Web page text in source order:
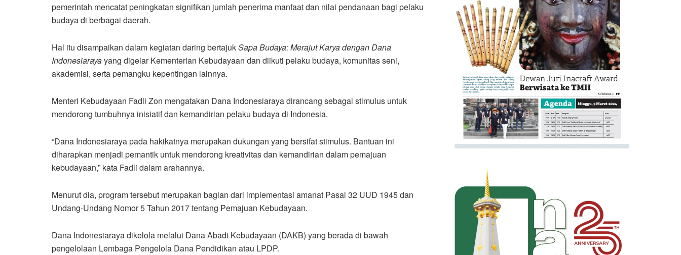
pemerintah mencatat peningkatan signifikan jumlah penerima manfaat dan nilai pendanaan bagi pelaku
budaya di berbagai daerah.
Hal itu disampaikan dalam kegiatan daring bertajukSapa Budaya: Merajut Karya dengan Dana
Indonesiarayayang digelar Kementerian Kebudayaan dan diikuti pelaku budaya, komunitas seni,
akademisi, serta pemangku kepentingan lainnya.
Menteri Kebudayaan Fadli Zon mengatakan Dana Indonesiaraya dirancang sebagai stimulus untuk
mendorong tumbuhnya inisiatif dan kemandirian pelaku budaya di Indonesia.
“Dana Indonesiaraya pada hakikatnya merupakan dukungan yang bersifat stimulus. Bantuan ini
diharapkan menjadi pemantik untuk mendorong kreativitas dan kemandirian dalam pemajuan
kebudayaan,” kata Fadli dalam arahannya.
Menurut dia, program tersebut merupakan bagian dari implementasi amanat Pasal 32 UUD 1945 dan
Undang-Undang Nomor 5 Tahun 2017 tentang Pemajuan Kebudayaan.
Dana Indonesiaraya dikelola melalui Dana Abadi Kebudayaan (DAKB) yang berada di bawah
pengelolaan Lembaga Pengelola Dana Pendidikan atau LPDP.